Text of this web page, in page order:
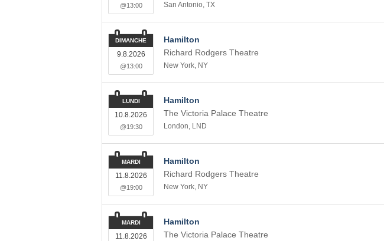
San Antonio, TX
@13:00
Hamilton
Richard Rodgers Theatre
New York, NY
DIMANCHE
9.8.2026
@13:00
Hamilton
The Victoria Palace Theatre
London, LND
LUNDI
10.8.2026
@19:30
Hamilton
Richard Rodgers Theatre
New York, NY
MARDI
11.8.2026
@19:00
Hamilton
The Victoria Palace Theatre
MARDI
11.8.2026